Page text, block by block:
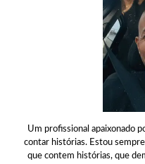
Um profissional apaixonado
contar histórias. Estou
que contem histórias, que